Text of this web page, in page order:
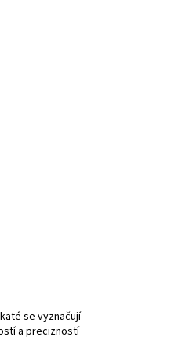
se vyznačují
a precizností